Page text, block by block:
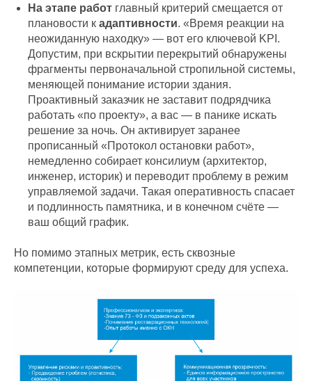
На этапе работ главный критерий смещается от
плановости к адаптивности. «Время реакции на
неожиданную находку» — вот его ключевой KPI.
Допустим, при вскрытии перекрытий обнаружены
фрагменты первоначальной стропильной системы,
меняющей понимание истории здания.
Проактивный заказчик не заставит подрядчика
работать «по проекту», а вас — в панике искать
решение за ночь. Он активирует заранее
прописанный «Протокол остановки работ»,
немедленно собирает консилиум (архитектор,
инженер, историк) и переводит проблему в режим
управляемой задачи. Такая оперативность спасает
и подлинность памятника, и в конечном счёте —
ваш общий график.
Но помимо этапных метрик, есть сквозные
компетенции, которые формируют среду для успеха.